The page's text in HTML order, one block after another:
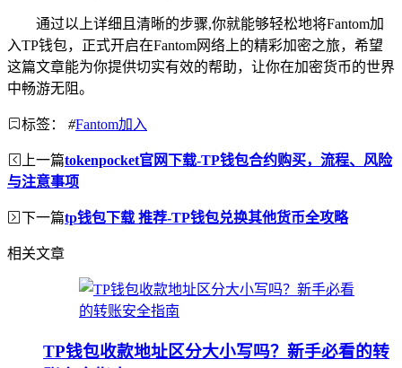
通过以上详细且清晰的步骤,你就能够轻松地将Fantom加
入TP钱包，正式开启在Fantom网络上的精彩加密之旅，希望
这篇文章能为你提供切实有效的帮助，让你在加密货币的世界
中畅游无阻。
标签： #Fantom加入
上一篇tokenpocket官网下载-TP钱包合约购买，流程、风险
与注意事项
下一篇tp钱包下载 推荐-TP钱包兑换其他货币全攻略
相关文章
TP钱包收款地址区分大小写吗？新手必看的转